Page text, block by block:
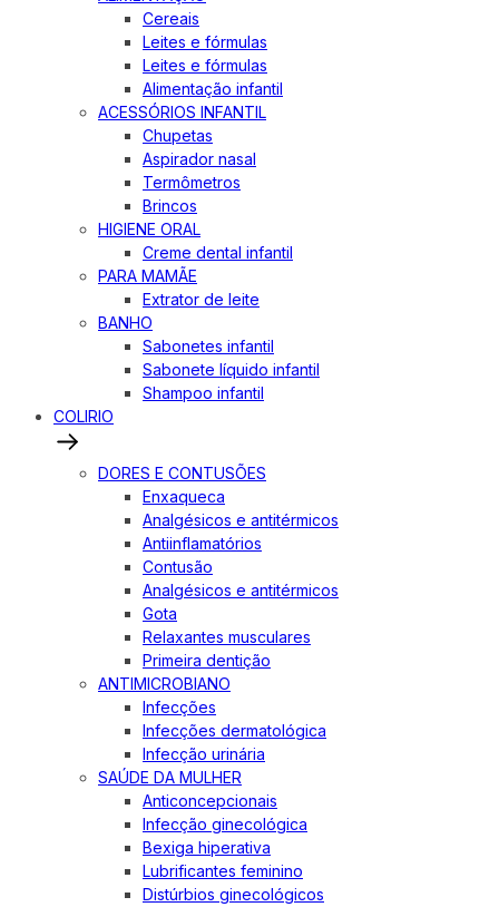
Cereais
Leites e fórmulas
Leites e fórmulas
Alimentação infantil
ACESSÓRIOS INFANTIL
Chupetas
Aspirador nasal
Termômetros
Brincos
HIGIENE ORAL
Creme dental infantil
PARA MAMÃE
Extrator de leite
BANHO
Sabonetes infantil
Sabonete líquido infantil
Shampoo infantil
COLIRIO
DORES E CONTUSÕES
Enxaqueca
Analgésicos e antitérmicos
Antiinflamatórios
Contusão
Analgésicos e antitérmicos
Gota
Relaxantes musculares
Primeira dentição
ANTIMICROBIANO
Infecções
Infecções dermatológica
Infecção urinária
SAÚDE DA MULHER
Anticoncepcionais
Infecção ginecológica
Bexiga hiperativa
Lubrificantes feminino
Distúrbios ginecológicos